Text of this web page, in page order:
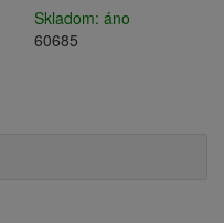
Skladom: áno
60685